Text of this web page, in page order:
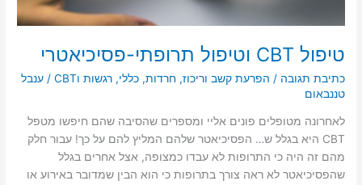
טיפול CBT וטיפול תרופתי-פסיכיאטרי
כתיבת תגובה / הפרעת קשב וריכוז,חרדות,כללי,רגשות וCBT /ענבל
טננבאום
לאחרונה מטופלים פונים אליי ומספרים שהסיבה שהם חיפשו מטפל
CBT היא בגלל ש… הפסיכיאטר שלהם המליץ להם על כך! עבור חלק
מהם זה היה כי התרופות לא עבדו כמצופה, אצל אחרים בגלל
שהפסיכיאטר לא ראה צורך בתרופות כי הוא הבין שמדובר באירוע או